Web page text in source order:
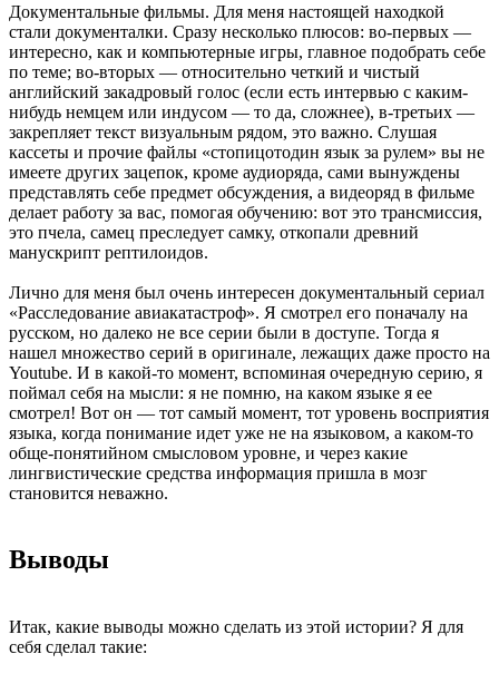
Документальные фильмы. Для меня настоящей находкой
стали документалки. Сразу несколько плюсов: во-первых —
интересно, как и компьютерные игры, главное подобрать себе
по теме; во-вторых — относительно четкий и чистый
английский закадровый голос (если есть интервью с каким-
нибудь немцем или индусом — то да, сложнее), в-третьих —
закрепляет текст визуальным рядом, это важно. Слушая
кассеты и прочие файлы «стопицотодин язык за рулем» вы не
имеете других зацепок, кроме аудиоряда, сами вынуждены
представлять себе предмет обсуждения, а видеоряд в фильме
делает работу за вас, помогая обучению: вот это трансмиссия,
это пчела, самец преследует самку, откопали древний
манускрипт рептилоидов.
Лично для меня был очень интересен документальный сериал
«Расследование авиакатастроф». Я смотрел его поначалу на
русском, но далеко не все серии были в доступе. Тогда я
нашел множество серий в оригинале, лежащих даже просто на
Youtube. И в какой-то момент, вспоминая очередную серию, я
поймал себя на мысли: я не помню, на каком языке я ее
смотрел! Вот он — тот самый момент, тот уровень восприятия
языка, когда понимание идет уже не на языковом, а каком-то
обще-понятийном смысловом уровне, и через какие
лингвистические средства информация пришла в мозг
становится неважно.
Выводы
Итак, какие выводы можно сделать из этой истории? Я для
себя сделал такие: